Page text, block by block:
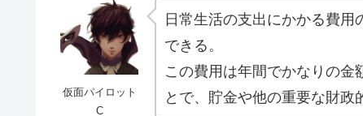
仮面パイロット
C
日常生活の支出にかかる費
できる。
この費用は年間でかなりの金
とで、貯金や他の重要な財政